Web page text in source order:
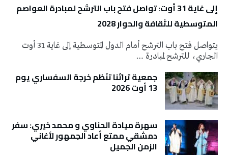
إلى غاية 31 أوت: تواصل فتح باب الترشح لمبادرة العواصم
المتوسطية للثقافة والحوار 2028
يتواصل فتح باب الترشح أمام الدول المتوسطية إلى غاية 31 أوت
الجاري، للترشح لمبادرة …
جمعية تراثنا تنَظم خرجة السفساري يوم
13 أوت 2026
سهرة ميادة الحناوي و محمد خيري: سفر
دمشقي ممتع أعاد الجمهور لأغاني
الزمن الجميل